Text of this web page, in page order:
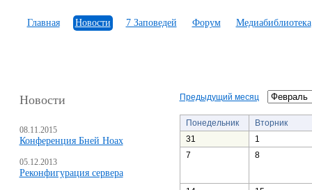
Главная Новости 7 Заповедей Форум Медиабиблиотека
Новости
08.11.2015
Конференция Бней Ноах
05.12.2013
Реконфигурация сервера
Предыдущий месяц
Понедельник
Вторник
31
1
7
8